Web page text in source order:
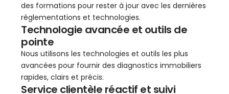
des formations pour rester à jour avec les dernières
réglementations et technologies.
Technologie avancée et outils de
pointe
Nous utilisons les technologies et outils les plus
avancées pour fournir des diagnostics immobiliers
rapides, clairs et précis.
Service clientèle réactif et suivi